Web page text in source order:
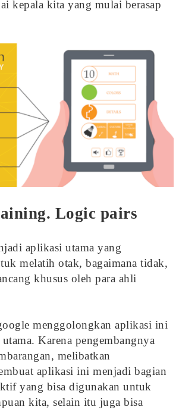
kepala kita yang mulai berasap
Logic pairs
aplikasi utama yang
melatih otak, bagaimana tidak,
khusus oleh para ahli
menggolongkan aplikasi ini
Karena pengembangnya
melibatkan
aplikasi ini menjadi bagian
yang bisa digunakan untuk
kita, selain itu juga bisa